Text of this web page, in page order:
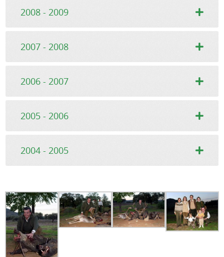
2008 - 2009
2007 - 2008
2006 - 2007
2005 - 2006
2004 - 2005